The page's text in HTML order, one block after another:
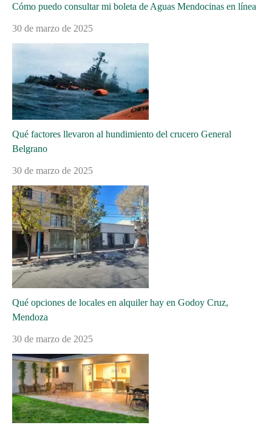
Cómo puedo consultar mi boleta de Aguas Mendocinas en línea
30 de marzo de 2025
Qué factores llevaron al hundimiento del crucero General
Belgrano
30 de marzo de 2025
Qué opciones de locales en alquiler hay en Godoy Cruz,
Mendoza
30 de marzo de 2025